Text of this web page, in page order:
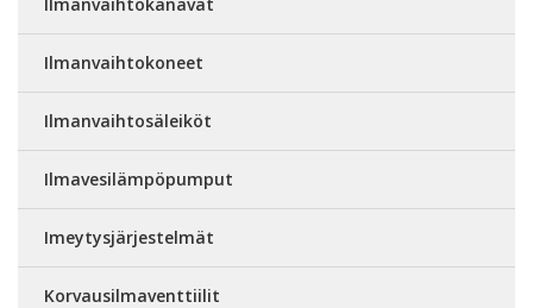
Ilmanvaihtokoneet
Ilmanvaihtosäleiköt
Ilmavesilämpöpumput
Imeytysjärjestelmät
Korvausilmaventtiilit